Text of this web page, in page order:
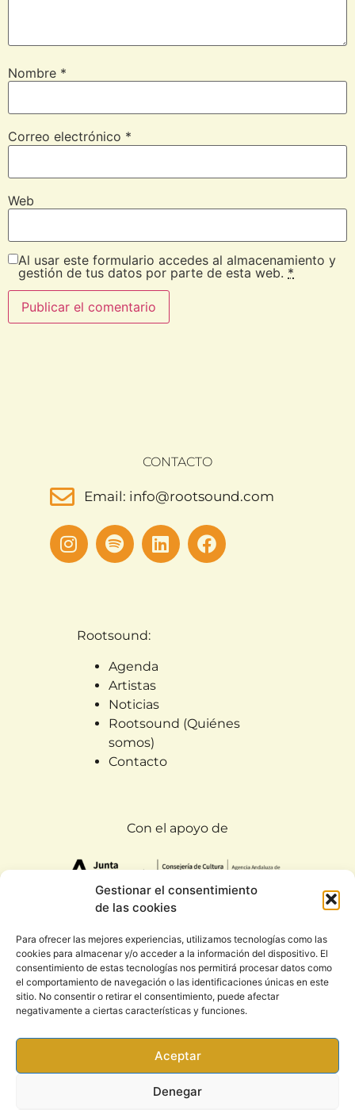
Gestionar el consentimiento
de las cookies
Para ofrecer las mejores experiencias, utilizamos tecnologías como las
cookies para almacenar y/o acceder a la información del dispositivo. El
consentimiento de estas tecnologías nos permitirá procesar datos como
el comportamiento de navegación o las identificaciones únicas en este
sitio. No consentir o retirar el consentimiento, puede afectar
negativamente a ciertas características y funciones.
Aceptar
Denegar
Nombre *
Correo electrónico *
Web
Al usar este formulario accedes al almacenamiento y
gestión de tus datos por parte de esta web. *
CONTACTO
Email: info@rootsound.com
Rootsound:
Agenda
Artistas
Noticias
Rootsound (Quiénes
somos)
Contacto
Con el apoyo de
Todos los derechos reservados. Rootsound 2020
|Condiciones generales y política de privacidad